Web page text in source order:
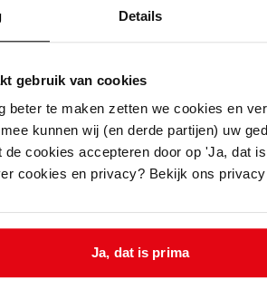
Details
gebruik van cookies
beter te maken zetten we cookies en
kunnen wij (en derde partijen) uw
de cookies accepteren door op 'Ja, dat
cookies en privacy? Bekijk ons
Ja, dat is prima
maken